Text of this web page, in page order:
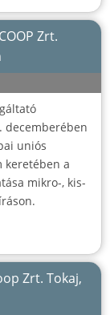
Zrt.
decemberében
uniós
keretében a
mikro-, kis-
Zrt. Tokaj,